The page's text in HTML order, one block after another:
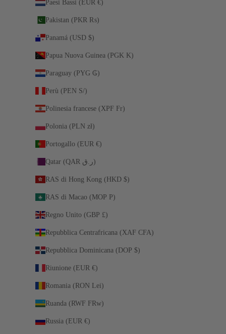
Paesi Bassi (EUR €)
Pakistan (PKR ₨)
Panamá (USD $)
Papua Nuova Guinea (PGK K)
Paraguay (PYG ₲)
Perù (PEN S/)
Polinesia francese (XPF Fr)
Polonia (PLN zł)
Portogallo (EUR €)
Qatar (QAR ر.ق)
RAS di Hong Kong (HKD $)
RAS di Macao (MOP P)
Regno Unito (GBP £)
Repubblica Centrafricana (XAF CFA)
Repubblica Dominicana (DOP $)
Riunione (EUR €)
Romania (RON Lei)
Ruanda (RWF FRw)
Russia (EUR €)